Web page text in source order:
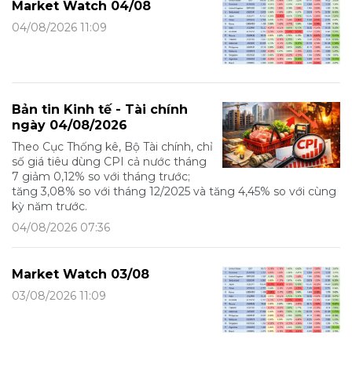
Market Watch 04/08
04/08/2026 11:09
Bản tin Kinh tế - Tài chính
ngày 04/08/2026
Theo Cục Thống kê, Bộ Tài chính, chỉ
số giá tiêu dùng CPI cả nước tháng
7 giảm 0,12% so với tháng trước;
tăng 3,08% so với tháng 12/2025 và tăng 4,45% so với cùng
kỳ năm trước.
04/08/2026 07:36
Market Watch 03/08
03/08/2026 11:09